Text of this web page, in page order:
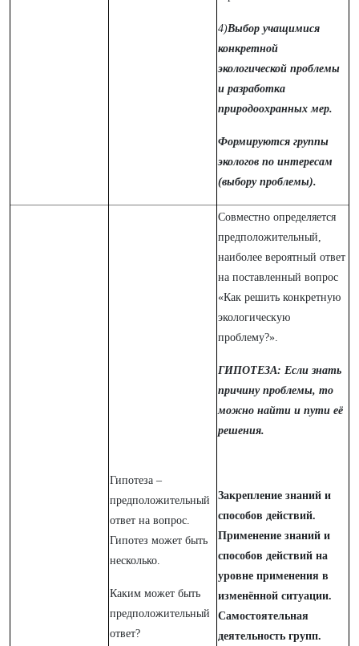
4)Выбор учащимися
конкретной
экологической проблемы
и разработка
природоохранных мер.
Формируются группы
экологов по интересам
(выбору проблемы).
Гипотеза –
предположительный
ответ на вопрос.
Гипотез может быть
несколько.
Каким может быть
предположительный
ответ?
Совместно определяется
предположительный,
наиболее вероятный ответ
на поставленный вопрос
«Как решить конкретную
экологическую
проблему?».
ГИПОТЕЗА: Если знать
причину проблемы, то
можно найти и пути её
решения.
Закрепление знаний и
способов действий.
Применение знаний и
способов действий на
уровне применения в
изменённой ситуации.
Самостоятельная
деятельность групп.